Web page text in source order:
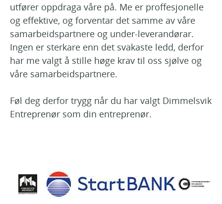
utfører oppdraga våre på. Me er proffesjonelle
og effektive, og forventar det samme av våre
samarbeidspartnere og under-leverandørar.
Ingen er sterkare enn det svakaste ledd, derfor
har me valgt å stille høge krav til oss sjølve og
våre samarbeidspartnere.
Føl deg derfor trygg når du har valgt Dimmelsvik
Entreprenør som din entreprenør.